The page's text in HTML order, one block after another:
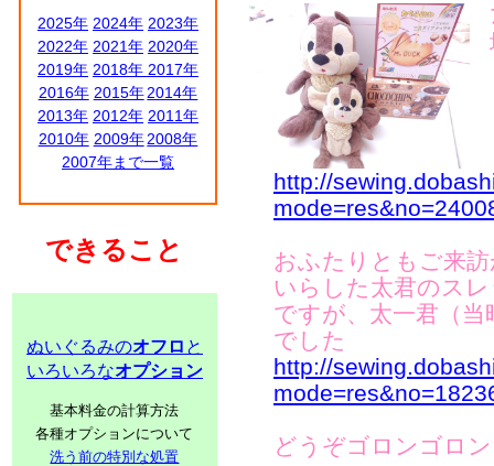
2025年 2024年 2023年
2022年 2021年 2020年
2019年 2018年 2017年
2016年 2015年 2014年
2013年 2012年 2011年
2010年 2009年 2008年
2007年まで一覧
できること
ぬいぐるみのオフロ と
いろいろなオプション
基本料金の計算方法
各種オプションについて
洗う前の特別な処置
http://
おふたりともご来
いらした太君のス
ですが、太一君（
でした
http://
どうぞゴロンゴロ